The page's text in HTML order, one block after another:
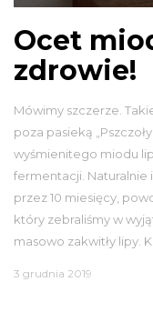
Ocet
zdrowie!
Mówimy szczerze.
poza pasieką
wyśmienitego miodu
fermentacji. Naturalnie
przez 10 miesięcy,
który zebraliśmy w
masowo zakwitły lipy.
3 grudnia 2019